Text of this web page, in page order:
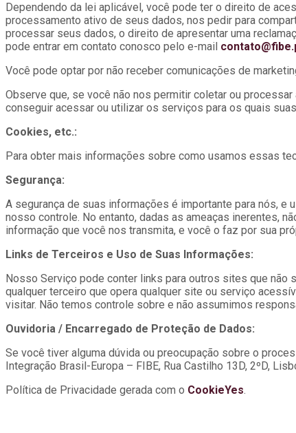
Dependendo da lei aplicável, você pode ter o direito de
processamento ativo de seus dados, nos pedir para
processar seus dados, o direito de apresentar uma
pode entrar em contato conosco pelo e-mail
Você pode optar por não receber comunicações de
Observe que, se você não nos permitir coletar ou
conseguir acessar ou utilizar os serviços para os quais
Cookies, etc.:
Para obter mais informações sobre como usamos essas
Segurança:
A segurança de suas informações é importante para nós,
nosso controle. No entanto, dadas as ameaças inerentes,
informação que você nos transmita, e você o faz por sua
Links de Terceiros e Uso de Suas Informações:
Nosso Serviço pode conter links para outros sites que não
qualquer terceiro que opera qualquer site ou serviço
visitar. Não temos controle sobre e não assumimos
Ouvidoria / Encarregado de Proteção de Dados:
Se você tiver alguma dúvida ou preocupação sobre o
Integração Brasil-Europa – FIBE, Rua Castilho 13D, 2ºD,
Política de Privacidade gerada com o CookieYes.